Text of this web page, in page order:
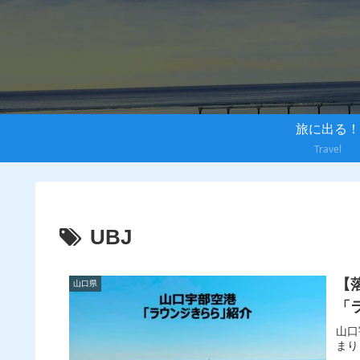
旅に出る！
Travel
UBJ
山口県
山
ま